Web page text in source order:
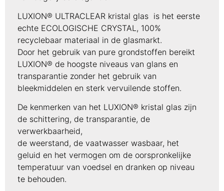
LUXION® ULTRACLEAR kristal glas is het eerste
echte ECOLOGISCHE CRYSTAL, 100%
recyclebaar materiaal in de glasmarkt.
Door het gebruik van pure grondstoffen bereikt
LUXION® de hoogste niveaus van glans en
transparantie zonder het gebruik van
bleekmiddelen en sterk vervuilende stoffen.
De kenmerken van het LUXION® kristal glas zijn
de schittering, de transparantie, de
verwerkbaarheid,
de weerstand, de vaatwasser wasbaar, het
geluid en het vermogen om de oorspronkelijke
temperatuur van voedsel en dranken op niveau
te behouden.